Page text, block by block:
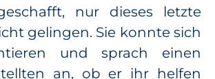
nur dieses letzte
gelingen. Sie konnte sich
und sprach einen
an, ob er ihr helfen